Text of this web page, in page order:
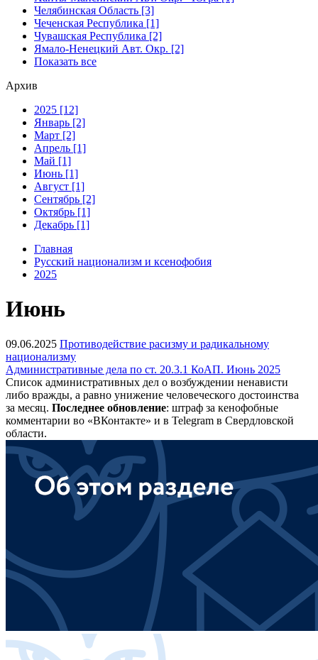
Челябинская Область [3]
Чеченская Республика [1]
Чувашская Республика [2]
Ямало-Ненецкий Авт. Окр. [2]
Показать все
Архив
2025 [12]
Январь [2]
Март [2]
Апрель [1]
Май [1]
Июнь [1]
Август [1]
Сентябрь [2]
Октябрь [1]
Декабрь [1]
Главная
Русский национализм и ксенофобия
2025
Июнь
09.06.2025 Противодействие расизму и радикальному
национализму
Административные дела по ст. 20.3.1 КоАП. Июнь 2025
Список административных дел о возбуждении ненависти
либо вражды, а равно унижение человеческого достоинства
за месяц. Последнее обновление: штраф за кенофобные
комментарии во «ВКонтакте» и в Telegram в Свердловской
области.